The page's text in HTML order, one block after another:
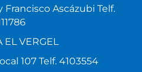
EL VERGEL
107 Telf. 4103554
CENTRO